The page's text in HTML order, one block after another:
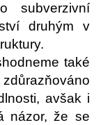
subverzivní
druhým v
také
avšak i
názor, že se